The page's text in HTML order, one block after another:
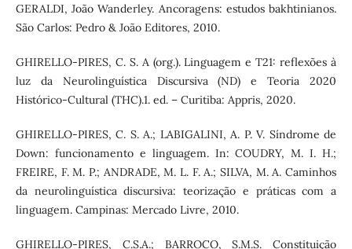
GERALDI, João Wanderley. Ancoragens: estudos bakhtinianos.
São Carlos: Pedro & João Editores, 2010.
GHIRELLO-PIRES, C. S. A (org.). Linguagem e T21: reflexões à
luz da Neurolinguística Discursiva (ND) e Teoria 2020
Histórico-Cultural (THC).1. ed. – Curitiba: Appris, 2020.
GHIRELLO-PIRES, C. S. A.; LABIGALINI, A. P. V. Síndrome de
Down: funcionamento e linguagem. In: COUDRY, M. I. H.;
FREIRE, F. M. P.; ANDRADE, M. L. F. A.; SILVA, M. A. Caminhos
da neurolinguística discursiva: teorização e práticas com a
linguagem. Campinas: Mercado Livre, 2010.
GHIRELLO-PIRES, C.S.A.; BARROCO, S.M.S. Constituição